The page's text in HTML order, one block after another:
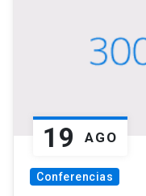
19 AGO
Conferencias